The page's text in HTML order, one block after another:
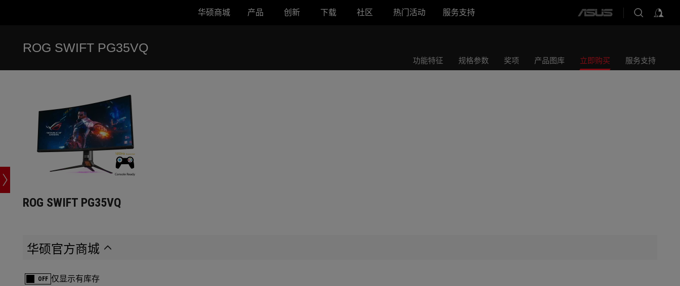
华硕商城 产品 创新 下载 社区 热门活动 服务支持
ASUS
ROG SWIFT PG35VQ
功能特征 规格参数 奖项 产品图库 立即购买 服务支持
ROG SWIFT PG35VQ
华硕官方商城
OFF 仅显示有库存
ROG SWIFT PG35VQ